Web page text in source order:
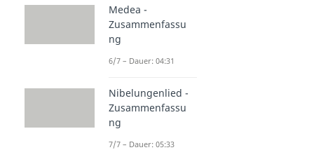
Medea -
Zusammenfassu
ng
6/7 – Dauer: 04:31
Nibelungenlied -
Zusammenfassu
ng
7/7 – Dauer: 05:33